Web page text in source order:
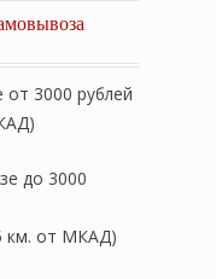
от 3000 рублей
до 3000
км. от МКАД)